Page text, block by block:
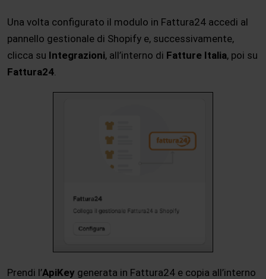
Una volta configurato il modulo in Fattura24 accedi al
pannello gestionale di Shopify e, successivamente,
clicca su Integrazioni, all’interno di Fatture Italia, poi su
Fattura24
Prendi l’ApiKey generata in Fattura24 e copia all’interno